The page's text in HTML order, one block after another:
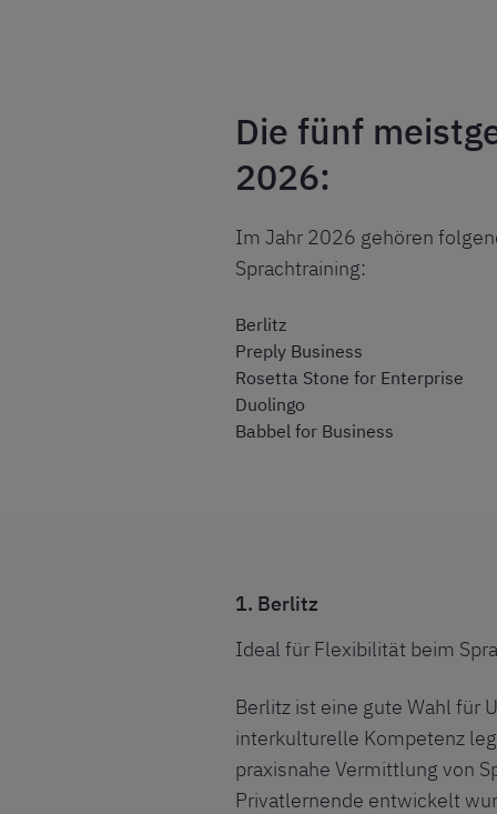
Die fünf
2026:
Im Jahr 2026 gehören
Sprachtraining:
Berlitz
Preply Business
Rosetta Stone for Enterprise
Duolingo
Babbel for Business
1. Berlitz
Ideal für Flexibilität beim
Berlitz ist eine gute Wahl für
interkulturelle Kompetenz
praxisnahe Vermittlung von
Privatlernende entwickelt